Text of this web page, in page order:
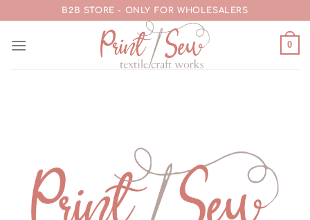
to
content
B2B STORE - ONLY FOR WHOLESALERS
0